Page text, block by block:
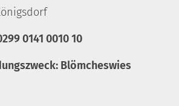
0141 0010 10
Blömcheswies